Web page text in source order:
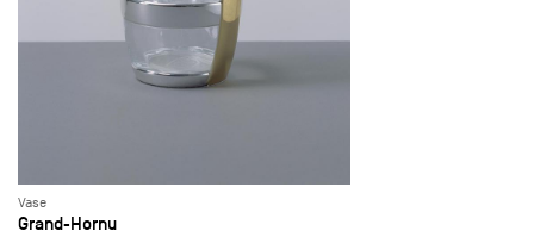
Vase
Grand-Hornu